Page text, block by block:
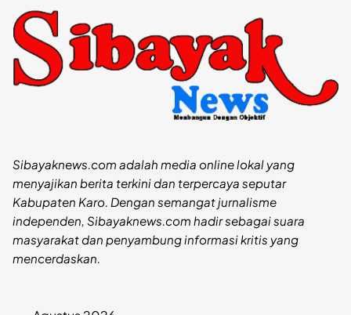
Sibayaknews.com adalah media online lokal yang
menyajikan berita terkini dan terpercaya seputar
Kabupaten Karo. Dengan semangat jurnalisme
independen, Sibayaknews.com hadir sebagai suara
masyarakat dan penyambung informasi kritis yang
mencerdaskan.